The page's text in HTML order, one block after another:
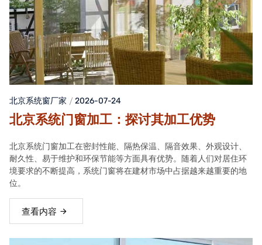
北京系统窗厂家 2026-07-24
北京系统门窗加工：探讨其加工优势
北京系统门窗加工在密封性能、隔热保温、隔音效果、外观设计、
耐久性、易于维护和环保节能等方面具有优势。随着人们对居住环
境要求的不断提高，系统门窗将在建材市场中占据越来越重要的地
位。
查看内容